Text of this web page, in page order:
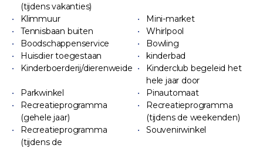
(tijdens vakanties)
Klimmuur
Mini-market
Tennisbaan buiten
Whirlpool
Boodschappenservice
Bowling
Huisdier toegestaan
kinderbad
Kinderboerderij/dierenweide
Kinderclub begeleid het
hele jaar door
Parkwinkel
Pinautomaat
Recreatieprogramma
(gehele jaar)
Recreatieprogramma
(tijdens de weekenden)
Recreatieprogramma
(tijdens de
Souvenirwinkel